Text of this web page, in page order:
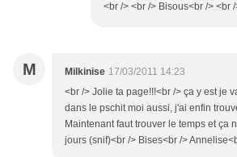
<br /> <br /> Bisous<br /> <br
M Milkinise 17/03/2011 14:23
<br /> Jolie ta page!!!<br /> ça y est je
dans le pschit moi aussi, j'ai enfin
Maintenant faut trouver le temps et ça
jours (snif)<br /> Bises<br />